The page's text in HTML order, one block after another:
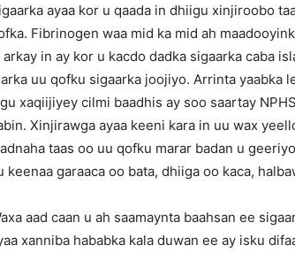
ayaa kor u qaada in dhiigu xinjiroobo
Fibrinogen waa mid ka mid ah
arkay in ay kor u kacdo dadka sigaarka caba
uu qofku sigaarka joojiyo. Arrinta yaabka
xaqiijiyey cilmi baadhis ay soo saartay
Xinjirawga ayaa keeni kara in uu wax
taas oo uu qofku marar badan u
keenaa garaaca oo bata, dhiiga oo kaca,
aad caan u ah saamaynta baahsan ee
xanniba hababka kala duwan ee ay isku